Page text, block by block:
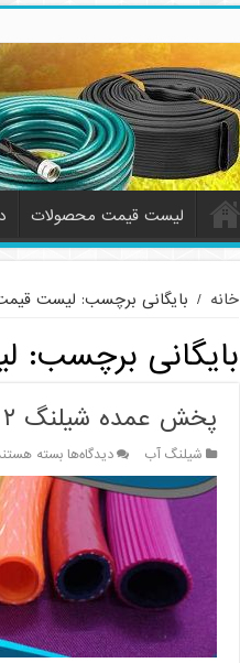
لیست قیمت محصولات
خانه / بایگانی برچسب: لیست
بایگانی برچسب:
پخش عمده شیلنگ ۲ اینچ آب (نمره ۶ – ۲۰ متری)
شیلنگ آب دیدگاه‌هابرای
پخش
عمده
شیلنگ
۲
اینچ
آب
(نمره
–
۲۰
بسته